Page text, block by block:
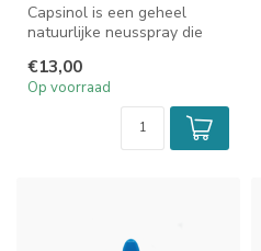
Capsinol is een geheel
natuurlijke neusspray die
door ...
€13,00
Op voorraad